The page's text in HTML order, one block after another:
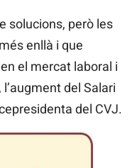
solucions, però les
enllà i que
el mercat laboral i
del Salari
del CVJ.